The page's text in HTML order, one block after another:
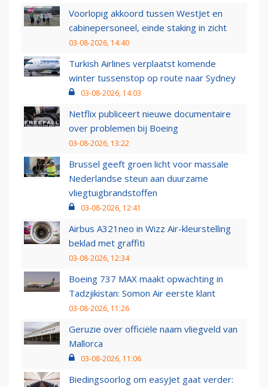
Voorlopig akkoord tussen WestJet en
cabinepersoneel, einde staking in zicht
03-08-2026, 14:40
Turkish Airlines verplaatst komende
winter tussenstop op route naar Sydney
03-08-2026, 14:03
Netflix publiceert nieuwe documentaire
over problemen bij Boeing
03-08-2026, 13:22
Brussel geeft groen licht voor massale
Nederlandse steun aan duurzame
vliegtuigbrandstoffen
03-08-2026, 12:41
Airbus A321neo in Wizz Air-kleurstelling
beklad met graffiti
03-08-2026, 12:34
Boeing 737 MAX maakt opwachting in
Tadzjikistan: Somon Air eerste klant
03-08-2026, 11:26
Geruzie over officiële naam vliegveld van
Mallorca
03-08-2026, 11:06
Biedingsoorlog om easyJet gaat verder: